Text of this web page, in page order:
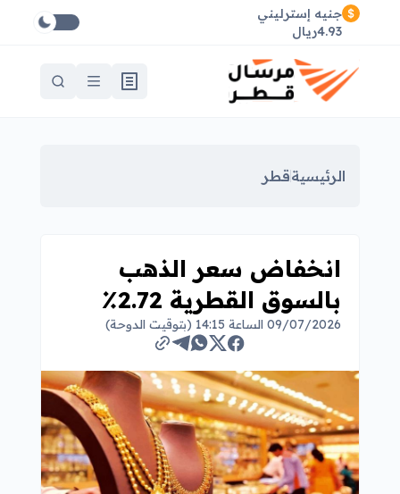
جنيه إسترليني
4.93ريال
الرئيسيةقطر
انخفاض سعر الذهب
بالسوق القطرية 2.72٪
09/07/2026 الساعة 14:15 (بتوقيت الدوحة)